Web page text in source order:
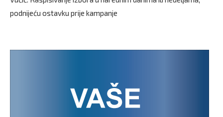
podnijeću ostavku prije kampanje